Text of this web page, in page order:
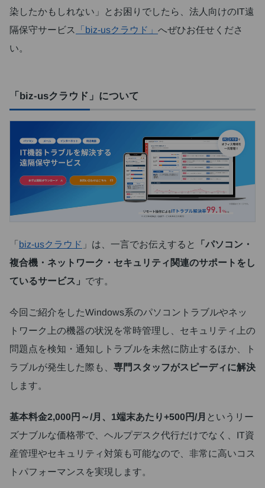
染したかもしれない」とお困りでしたら、法人向けのIT遠
隔保守サービス 「biz-usクラウド」 へぜひお任せくださ
い。
「biz-usクラウド」について
「 biz-usクラウド 」は、一言でお伝えすると 「パソコン・
複合機・ネットワーク・セキュリティ関連のサポートをし
ているサービス」 です。
今回ご紹介をしたWindows系のパソコントラブルやネッ
トワーク上の機器の状況を常時管理し、セキュリティ上の
問題点を検知・通知しトラブルを未然に防止するほか、ト
ラブルが発生した際も、 専門スタッフがスピーディに解決
します。
基本料金2,000円～/月、1端末あたり+500円/月 というリー
ズナブルな価格帯で、ヘルプデスク代行だけでなく、IT資
産管理やセキュリティ対策も可能なので、非常に高いコス
トパフォーマンスを実現します。